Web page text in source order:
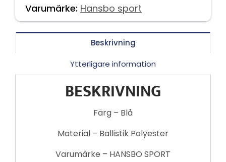
Varumärke: Hansbo sport
Beskrivning
Ytterligare information
BESKRIVNING
Färg – Blå
Material – Ballistik Polyester
Varumärke – HANSBO SPORT